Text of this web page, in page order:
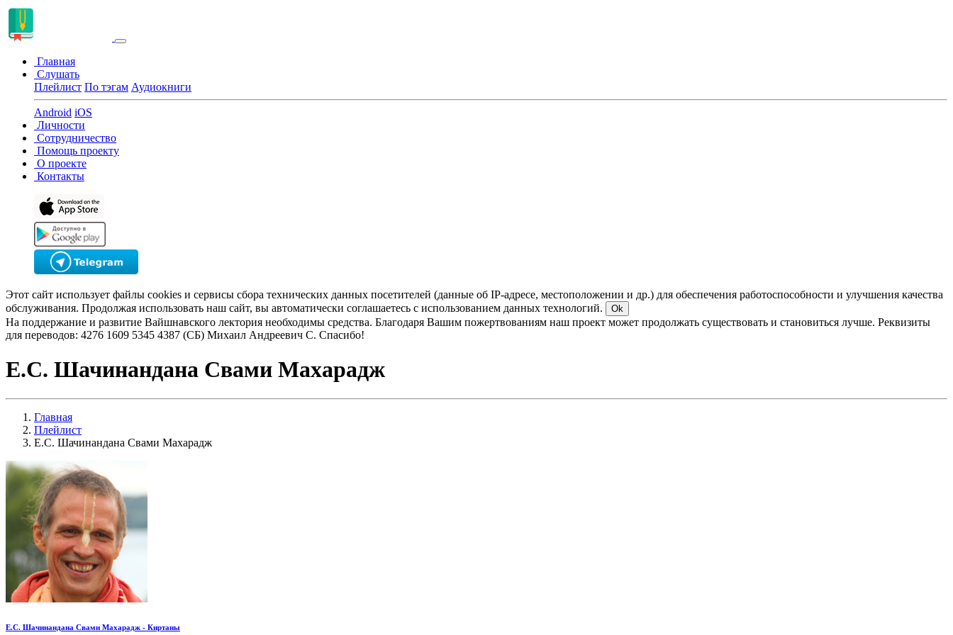
Главная
Слушать
Плейлист По тэгам Аудиокниги
Android iOS
Личности
Сотрудничество
Помощь проекту
О проекте
Контакты
Этот сайт использует файлы cookies и сервисы сбора технических данных посетителей (данные об IP-адресе, местоположении и др.) для обеспечения работоспособности и улучшения качества
обслуживания. Продолжая использовать наш сайт, вы автоматически соглашаетесь с использованием данных технологий.
Ok
На поддержание и развитие Вайшнавского лектория необходимы средства. Благодаря Вашим пожертвованиям наш проект может продолжать существовать и становиться лучше. Реквизиты
для переводов: 4276 1609 5345 4387 (СБ) Михаил Андреевич С. Спасибо!
Е.С. Шачинандана Свами Махарадж
Главная
Плейлист
Е.С. Шачинандана Свами Махарадж
Е.С. Шачинандана Свами Махарадж - Киртаны